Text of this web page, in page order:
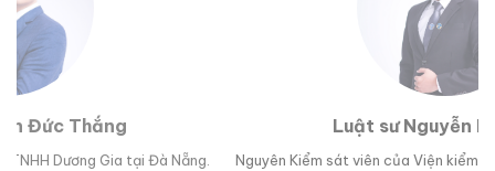
Luật sư Nguyễn Hoài Bão
Nguyên Kiểm sát viên của Viện kiểm sát nhân dân TP Đà Nẵng.